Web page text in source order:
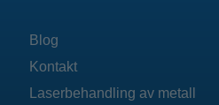
Blog
Kontakt
Laserbehandling av metall